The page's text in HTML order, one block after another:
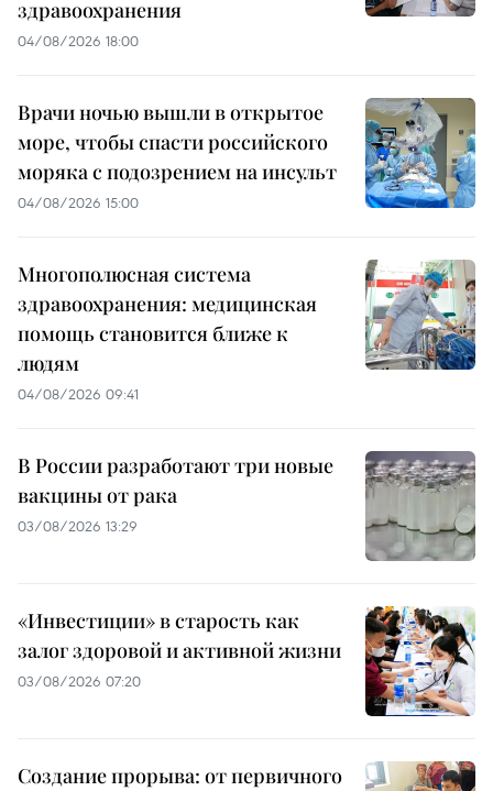
здравоохранения
04/08/2026 18:00
Врачи ночью вышли в открытое
море, чтобы спасти российского
моряка с подозрением на инсульт
04/08/2026 15:00
Многополюсная система
здравоохранения: медицинская
помощь становится ближе к
людям
04/08/2026 09:41
В России разработают три новые
вакцины от рака
03/08/2026 13:29
«Инвестиции» в старость как
залог здоровой и активной жизни
03/08/2026 07:20
Создание прорыва: от первичного